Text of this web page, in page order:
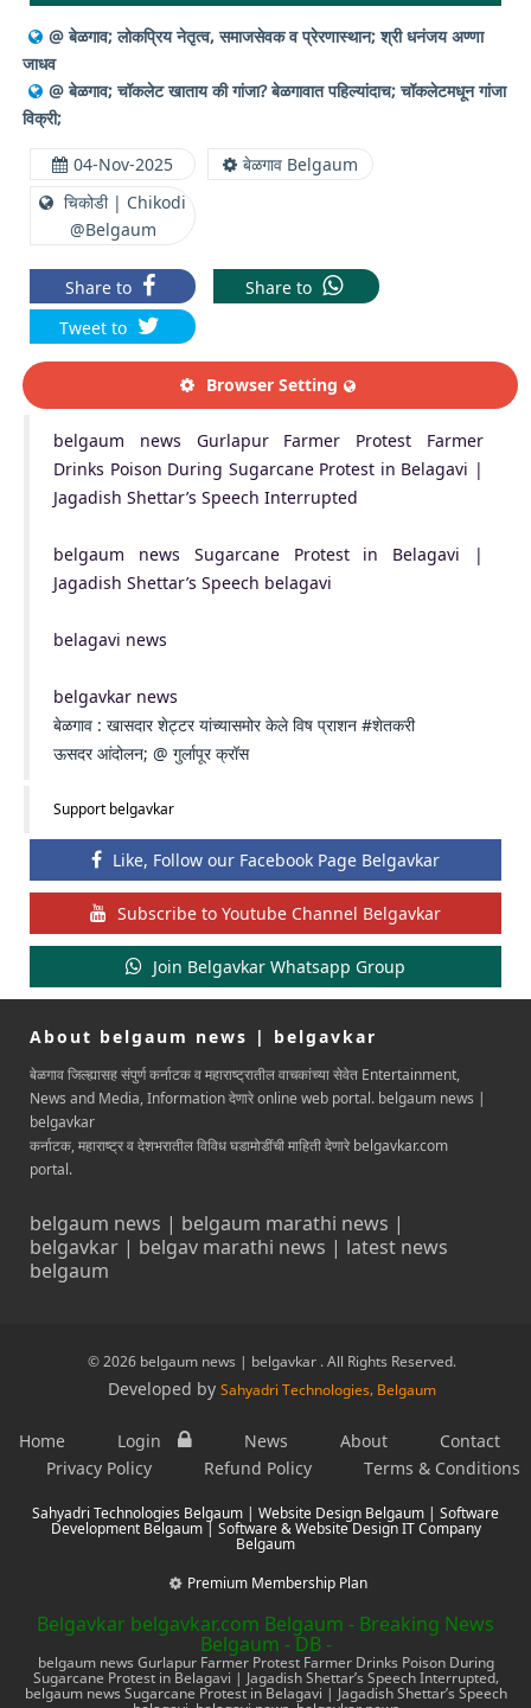
@ बेळगाव; लोकप्रिय नेतृत्व, समाजसेवक व प्रेरणास्थान; श्री धनंजय अण्णा
जाधव
@ बेळगाव; चॉकलेट खाताय की गांजा? बेळगावात पहिल्यांदाच; चॉकलेटमधून गांजा
विक्री;
04-Nov-2025
बेळगाव Belgaum
चिकोडी | Chikodi
@Belgaum
Share to
Share to
Tweet to
Browser Setting
belgaum news Gurlapur Farmer Protest Farmer
Drinks Poison During Sugarcane Protest in Belagavi |
Jagadish Shettar’s Speech Interrupted
belgaum news Sugarcane Protest in Belagavi |
Jagadish Shettar’s Speech belagavi
belagavi news
belgavkar news
बेळगाव : खासदार शेट्टर यांच्यासमोर केले विष प्राशन #शेतकरी
ऊसदर आंदोलन; @ गुर्लापूर क्रॉस
Support belgavkar
Like, Follow our Facebook Page Belgavkar
Subscribe to Youtube Channel Belgavkar
Join Belgavkar Whatsapp Group
About belgaum news | belgavkar
बेळगाव जिल्ह्यासह संपुर्ण कर्नाटक व महाराष्ट्रातील वाचकांच्या सेवेत Entertainment,
News and Media, Information देणारे online web portal. belgaum news |
belgavkar
कर्नाटक, महाराष्ट्र व देशभरातील विविध घडामोडींची माहिती देणारे belgavkar.com
portal.
belgaum news | belgaum marathi news |
belgavkar | belgav marathi news | latest news
belgaum
© 2026 belgaum news | belgavkar . All Rights Reserved.
Developed by Sahyadri Technologies, Belgaum
Home Login News About
Contact
Privacy Policy
Refund Policy Terms & Conditions
Sahyadri Technologies Belgaum | Website Design Belgaum | Software
Development Belgaum | Software & Website Design IT Company
Belgaum
Premium Membership Plan
Belgavkar belgavkar.com Belgaum - Breaking News
Belgaum - DB -
belgaum news Gurlapur Farmer Protest Farmer Drinks Poison During
Sugarcane Protest in Belagavi | Jagadish Shettar’s Speech Interrupted,
belgaum news Sugarcane Protest in Belagavi | Jagadish Shettar’s Speech